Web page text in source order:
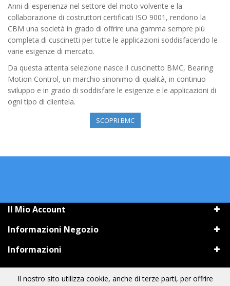
Anni di esperienza nel settore del moto volvente e la
collaborazione di costruttori certificati ISO 9001, rendono la
CBM una società in grado di offrire una gamma sempre più
completa di cuscinetti per tutte le applicazioni soddisfacendo le
varie esigenze di mercato.
Da questa attenta selezione nasce il cuscinetto BMC, Bearing
Motion Control, un marchio sinonimo di qualità, in continuo
sviluppo e in grado di soddisfare le esigenze e le applicazioni di
ogni tipo di clientela.
SCOPRI BMC
Il nostro sito utilizza cookie, anche di terze parti, per offrire
Il Mio Account
Informazioni Negozio
Informazioni